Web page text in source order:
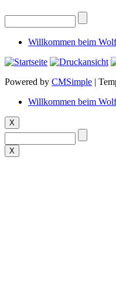
Willkommen beim
Powered by CMSimple |
Willkommen beim
X
X